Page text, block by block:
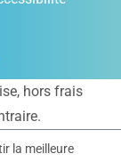
hors frais
la meilleure